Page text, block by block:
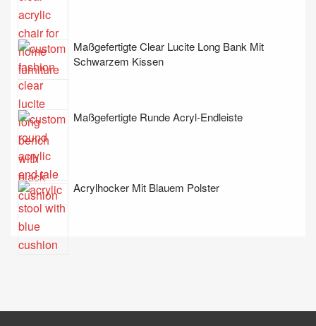
Maßgefertigte Clear Lucite Long Bank Mit
Schwarzem Kissen
Maßgefertigte Runde Acryl-Endleiste
Acrylhocker Mit Blauem Polster